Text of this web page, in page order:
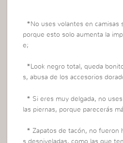
· *No uses volantes en
porque esto solo aumenta la
e;
· *Look negro total, queda
s, abusa de los accesorios
· * Si eres muy delgada, no
las piernas, porque parecerás
· * Zapatos de tacón, no fueron
s desniveladas, como las que